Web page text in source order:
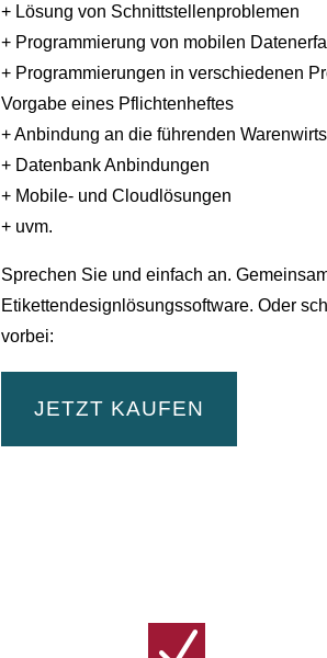
+ Lösung von Schnittstellenproblemen
+ Programmierung von mobilen
+ Programmierungen in verschiedenen
Vorgabe eines Pflichtenheftes
+ Anbindung an die führenden
+ Datenbank Anbindungen
+ Mobile- und Cloudlösungen
+ uvm.
Sprechen Sie und einfach an.
Etikettendesignlösungssoftware. Oder
vorbei:
JETZT KAUFEN